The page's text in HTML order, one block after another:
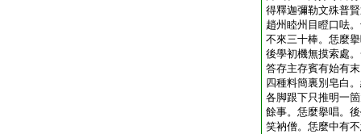
得釋迦彌勒文殊普
趙州睦州目瞪口呿
不來三十棒。恁麼
後學初機無摸索處
答存主存賓有始有
四種料簡裏別皂白
各脚跟下只推明一
餘事。恁麼擧唱。
笑衲僧。恁麼中有